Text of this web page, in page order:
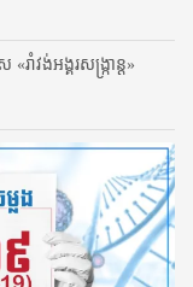
វង់អង្គរសង្ក្រាន្ត»